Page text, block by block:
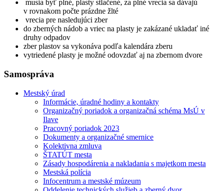
musia byť plné, plasty stlačené, za plné vrecia sa dávajú
v rovnakom počte prázdne žlté
vrecia pre nasledujúci zber
do zberných nádob a vriec na plasty je zakázané ukladať iné
druhy odpadov
zber plastov sa vykonáva podľa kalendára zberu
vytriedené plasty je možné odovzdať aj na zbernom dvore
Samospráva
Mestský úrad
Informácie, úradné hodiny a kontakty
Organizačný poriadok a organizačná schéma MsÚ v
Ilave
Pracovný poriadok 2023
Dokumenty a organizačné smernice
Kolektivna zmluva
ŠTATÚT mesta
Zásady hospodárenia a nakladania s majetkom mesta
Mestská polícia
Infocentrum a mestské múzeum